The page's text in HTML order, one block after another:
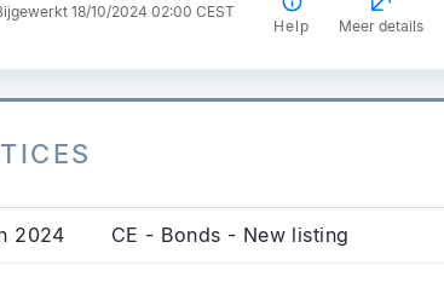
18/10/2024 02:00 CEST
Help
Meer details
2024 CE - Bonds - New listing